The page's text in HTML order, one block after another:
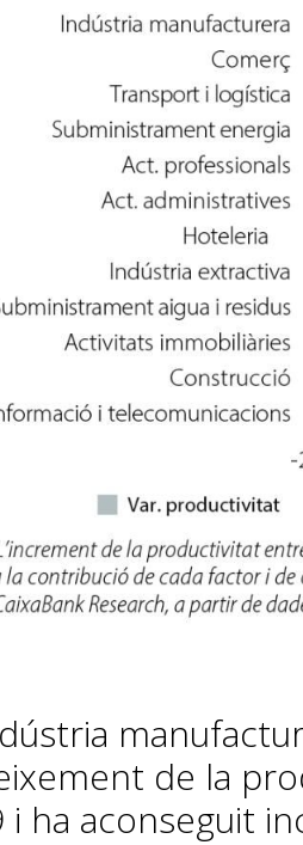
de la
i ha aconseguit